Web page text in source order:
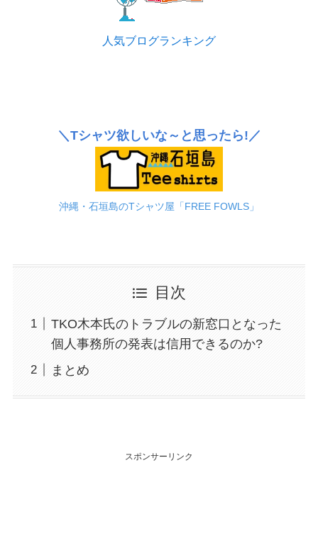
人気ブログランキング
＼Tシャツ欲しいな～と思ったら!／
沖縄・石垣島のTシャツ屋「FREE FOWLS」
目次
TKO木本氏のトラブルの新窓口となった
個人事務所の発表は信用できるのか?
まとめ
スポンサーリンク